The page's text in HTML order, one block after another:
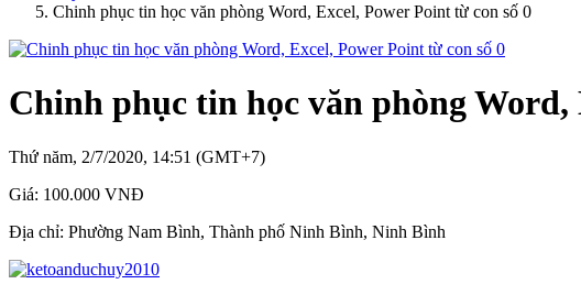
Chinh phục tin học văn phòng Word, Excel, Power Point từ con số 0
Chinh phục tin học văn phòng Word,
Thứ năm, 2/7/2020, 14:51 (GMT+7)
Giá: 100.000 VNĐ
Địa chỉ: Phường Nam Bình, Thành phố Ninh Bình, Ninh Bình